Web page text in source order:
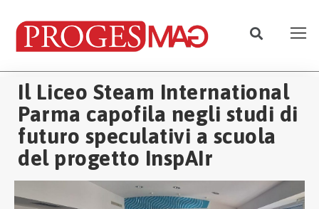
Il Liceo Steam International
Parma capofila negli studi di
futuro speculativi a scuola
del progetto InspAIr